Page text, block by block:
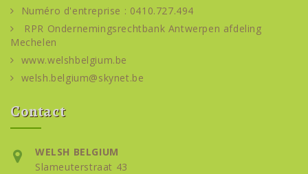
Numéro d'entreprise : 0410.727.494
RPR Ondernemingsrechtbank Antwerpen afdeling
Mechelen
www.welshbelgium.be
welsh.belgium@skynet.be
Contact
WELSH BELGIUM
Slameuterstraat 43